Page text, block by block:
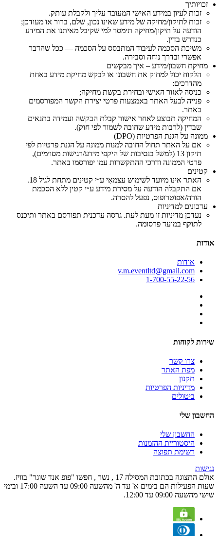
זכויותיך
זכות לעיון במידע האישי המעובד עליך ולקבלת עותק.
זכות לתיקון/מחיקה של מידע שאינו נכון, שלם, ברור או מעודכן;
הודעה על תיקון/מחיקה תימסר למי שקיבל מאיתנו את המידע
כנדרש בדין.
משיכת הסכמה לעיבוד המתבסס על הסכמה — ככל שהדבר
אפשרי ובדרך נוחה וסבירה.
מחיקת חשבון/מידע – איך מבקשים
הלקוח יכול למחוק את חשבונו או לבקש מחיקת מידע באחת
מהדרכים:
כניסה לאזור האישי ובחירת בקשת מחיקה;
פנייה לבעל האתר באמצעות פרטי יצירת הקשר המפורסמים
באתר.
המחיקה תבוצע לאחר אישור קבלת הבקשה ועמידה בתנאים
שבדין (לרבות מידע שחובה לשמור לפי חוק).
ממונה על הגנת הפרטיות (DPO)
אם על האתר תחול החובה למנות ממונה על הגנת פרטיות לפי
תיקון 13 (למשל בנסיבות של היקפי מידע/רגישות מסוימים),
פרטי הממונה ודרכי ההתקשרות עמו יפורסמו באתר.
קטינים
האתר אינו מיועד לשימוש עצמאִי ע״י קטינים מתחת לגיל 18.
אם התקבלה הודעה על מסירת מידע ע״י קטין ללא הסכמת
הורה/אפוטרופוס, נפעל להסרה.
עדכונים למדיניות
נעדכן מדיניות זו מעת לעת. גרסה עדכנית תפורסם באתר ותיכנס
לתוקף במועד פרסומה.
אודות
אודות
v.m.eventltd@gmail.com
1-700-55-22-56
שירות לקוחות
צרו קשר
מפת האתר
תקנון
מדיניות הפרטיות
ביטולים
החשבון שלי
החשבון שלי
היסטוריית ההזמנות
רשימת תפוצה
נגישות
אולם התצוגה בכתובת המסילה 17 , נשר , חפשו "פופ אנד שוגר" בוויז.
שעות הפעילות הם בימים א' עד ה' מהשעה 09:00 עד השעה 17:00 ובימי
שישי מהשעה 09:00 עד 12:00.